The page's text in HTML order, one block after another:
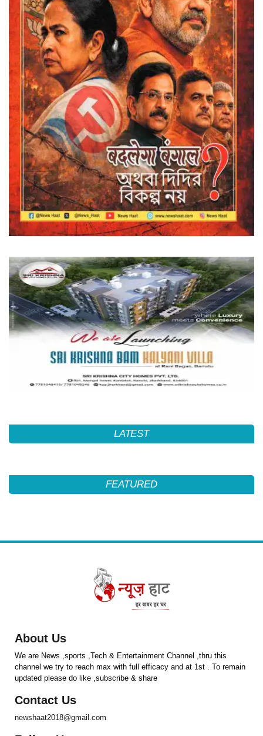
LATEST
FEATURED
About Us
We are News ,sports ,Tech & Entertainment Channel ,thru this
channel we try to reach max with full efficacy and at 1st . To remain
updated please do like ,subscribe & share
Contact Us
newshaat2018@gmail.com